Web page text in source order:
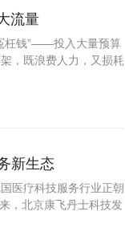
流量
枉钱”——投入大量预算
，既浪费人力，又损耗
新生态
医疗科技服务行业正朝
，北京康飞丹士科技发